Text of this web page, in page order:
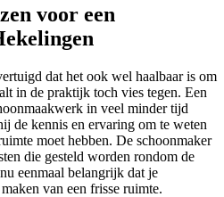
voor een
dat het ook wel haalbaar is om
in de praktijk toch vies tegen. Een
in veel minder tijd
de kennis en ervaring om te weten
moet hebben. De schoonmaker
die gesteld worden rondom de
eenmaal belangrijk dat je
van een frisse ruimte.